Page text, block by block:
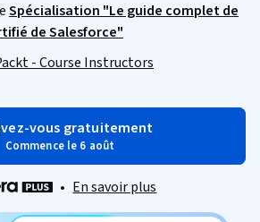
Spécialisation "Le guide complet de
de Salesforce"
- Course Instructors
vous gratuitement
Commence le 6 août
• En savoir plus